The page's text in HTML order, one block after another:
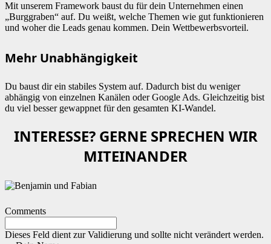
Mit unserem Framework baust du für dein Unternehmen einen
„Burggraben“ auf. Du weißt, welche Themen wie gut funktionieren
und woher die Leads genau kommen. Dein Wettbewerbsvorteil.
Mehr Unabhängigkeit
Du baust dir ein stabiles System auf. Dadurch bist du weniger
abhängig von einzelnen Kanälen oder Google Ads. Gleichzeitig bist
du viel besser gewappnet für den gesamten KI-Wandel.
INTERESSE? GERNE SPRECHEN WIR
MITEINANDER
Comments
Dieses Feld dient zur Validierung und sollte nicht verändert werden.